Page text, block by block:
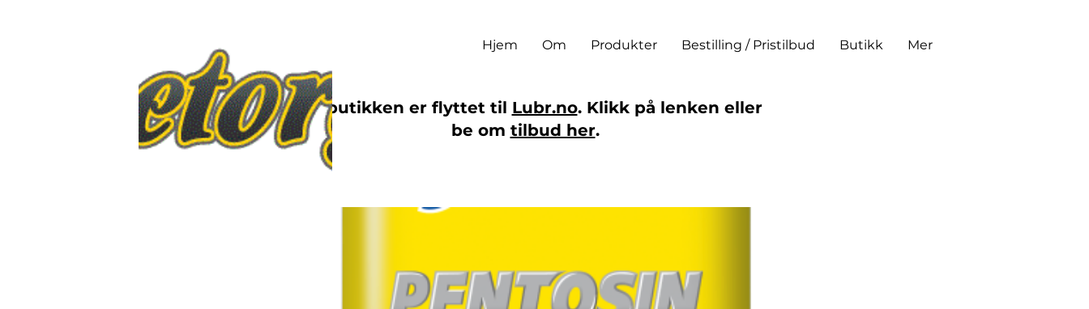
Hjem Om Produkter Bestilling / Pristilbud Butikk Mer
Nettbutikken er flyttet til Lubr.no. Klikk på lenken eller
be om tilbud her.